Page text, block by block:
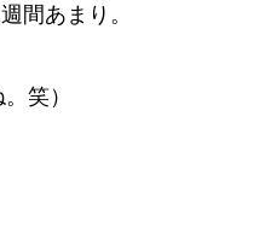
間あまり。
笑）